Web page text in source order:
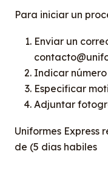
Para iniciar un
Enviar un
Indicar
Especificar
Adjuntar
Uniformes Express
de (5 dias habiles